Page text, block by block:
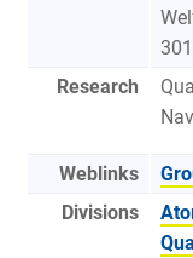
Research
Weblinks
Divisions